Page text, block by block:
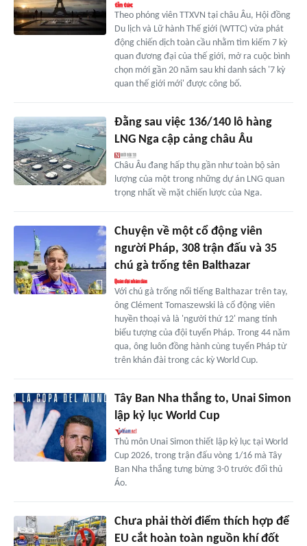
Theo phóng viên TTXVN tại châu Âu, Hội đồng
Du lịch và Lữ hành Thế giới (WTTC) vừa phát
động chiến dịch toàn cầu nhằm tìm kiếm 7 kỳ
quan đương đại của thế giới, mở ra cuộc bình
chọn mới gần 20 năm sau khi danh sách '7 kỳ
quan thế giới mới' được công bố.
Đằng sau việc 136/140 lô hàng
LNG Nga cập cảng châu Âu
Châu Âu đang hấp thụ gần như toàn bộ sản
lượng của một trong những dự án LNG quan
trọng nhất về mặt chiến lược của Nga.
Chuyện về một cổ động viên
người Pháp, 308 trận đấu và 35
chú gà trống tên Balthazar
Với chú gà trống nổi tiếng Balthazar trên tay,
ông Clément Tomaszewski là cổ động viên
huyền thoại và là 'người thứ 12' mang tính
biểu tượng của đội tuyển Pháp. Trong 44 năm
qua, ông luôn đồng hành cùng tuyển Pháp từ
trên khán đài trong các kỳ World Cup.
Tây Ban Nha thắng to, Unai Simon
lập kỷ lục World Cup
Thủ môn Unai Simon thiết lập kỷ lục tại World
Cup 2026, trong trận đấu vòng 1/16 mà Tây
Ban Nha thắng tưng bừng 3-0 trước đối thủ
Áo.
Chưa phải thời điểm thích hợp để
EU cắt hoàn toàn nguồn khí đốt